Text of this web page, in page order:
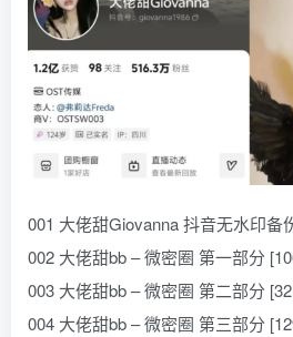
001 大佬甜Giovanna 抖音无水印备
002 大佬甜bb – 微密圈 第一部分
003 大佬甜bb – 微密圈 第二部分
004 大佬甜bb – 微密圈 第三部分